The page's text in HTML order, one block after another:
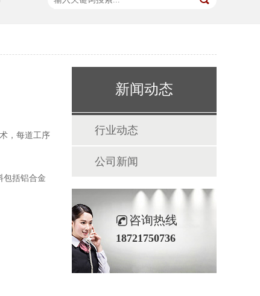
，每道工序
括铝合金
新闻动态
行业动态
公司新闻
咨询热线
18721750736